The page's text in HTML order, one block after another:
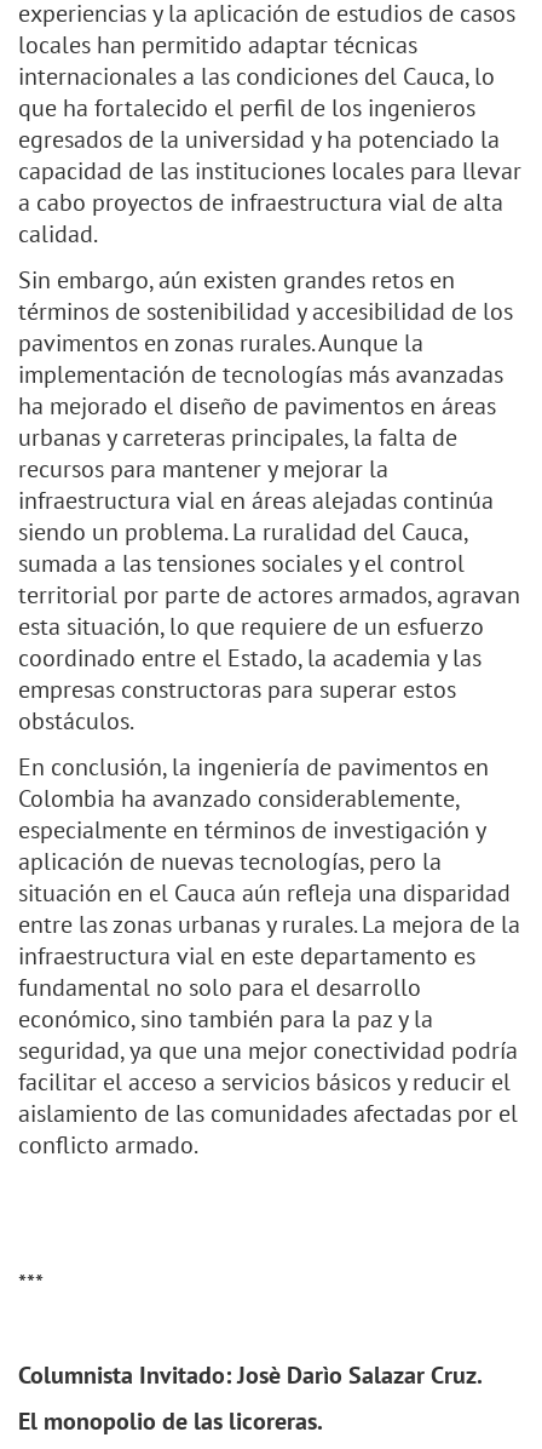
experiencias y la aplicación de estudios de casos
locales han permitido adaptar técnicas
internacionales a las condiciones del Cauca, lo
que ha fortalecido el perfil de los ingenieros
egresados de la universidad y ha potenciado la
capacidad de las instituciones locales para llevar
a cabo proyectos de infraestructura vial de alta
calidad.
Sin embargo, aún existen grandes retos en
términos de sostenibilidad y accesibilidad de los
pavimentos en zonas rurales. Aunque la
implementación de tecnologías más avanzadas
ha mejorado el diseño de pavimentos en áreas
urbanas y carreteras principales, la falta de
recursos para mantener y mejorar la
infraestructura vial en áreas alejadas continúa
siendo un problema. La ruralidad del Cauca,
sumada a las tensiones sociales y el control
territorial por parte de actores armados, agravan
esta situación, lo que requiere de un esfuerzo
coordinado entre el Estado, la academia y las
empresas constructoras para superar estos
obstáculos.
En conclusión, la ingeniería de pavimentos en
Colombia ha avanzado considerablemente,
especialmente en términos de investigación y
aplicación de nuevas tecnologías, pero la
situación en el Cauca aún refleja una disparidad
entre las zonas urbanas y rurales. La mejora de la
infraestructura vial en este departamento es
fundamental no solo para el desarrollo
económico, sino también para la paz y la
seguridad, ya que una mejor conectividad podría
facilitar el acceso a servicios básicos y reducir el
aislamiento de las comunidades afectadas por el
conflicto armado.
***
Columnista Invitado: Josè Darìo Salazar Cruz.
El monopolio de las licoreras.